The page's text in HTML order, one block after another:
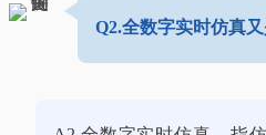
Q2.全数字实时仿真